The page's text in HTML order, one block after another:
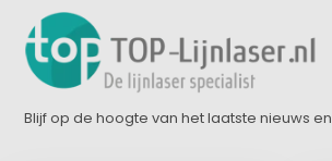
Blijf op de hoogte van het laatste nieuws